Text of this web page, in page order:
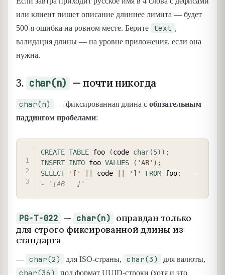
или клиент пишет описание длиннее лимита — будет
500-я ошибка на ровном месте. Берите
text ,
валидация длины — на уровне приложения, если она
нужна.
3. char(n) — почти никогда
char(n) — фиксированная длина с обязательным
паддингом пробелами:
CREATE TABLE foo (code char(5) ) ;
INSERT INTO foo VALUES ( 'AB' ) ;
SELECT
'[' code ']' FROM foo;
-
- '[AB   ]'
PG-T-022 — char(n)
оправдан только
для строго фиксированной длины из
стандарта
— char(2) для ISO-страны, char(3) для валюты,
char(36)
под формат UUID-строки (хотя и это